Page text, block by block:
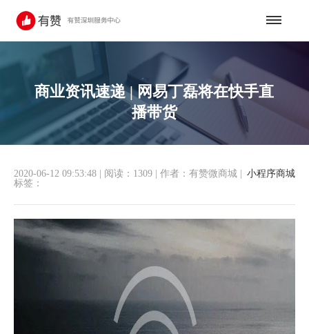
商业资讯速递 | 网易丁磊将在快手直
播带货
小程序商城
2020-06-12 09:53:48 阅读：1309 作者：有赞微商城
标签：